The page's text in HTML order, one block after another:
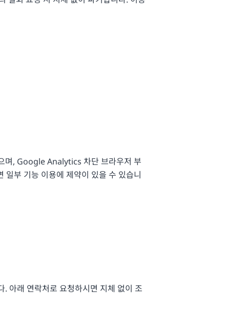
며, Google Analytics 차단 브라우저 부
일부 기능 이용에 제약이 있을 수 있습니
. 아래 연락처로 요청하시면 지체 없이 조